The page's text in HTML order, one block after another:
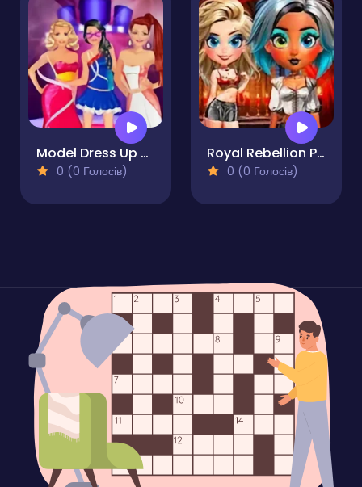
Model Dress Up Makeover Games
0 (0 Голосів)
Royal Rebellion Punk Magic
0 (0 Голосів)